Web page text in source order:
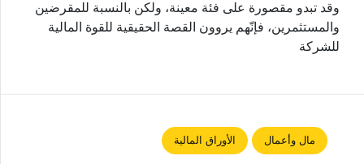
وقد تبدو مقصورة على فئة معينة، ولكن بالنسبة للمقرضين
والمستثمرين، فإنّهم يروون القصة الحقيقية للقوة المالية
للشركة
مال وأعمال الأوراق المالية